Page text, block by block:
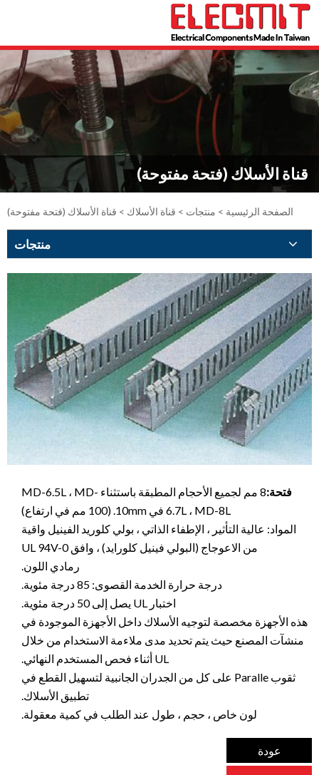
قناة الأسلاك (فتحة مفتوحة)
الصفحة الرئيسية > منتجات > قناة الأسلاك > قناة الأسلاك (فتحة مفتوحة)
منتجات
فتحة:
8 مم لجميع الأحجام المطبقة باستثناء MD-6.5L ، MD-
6.7L ، MD-8L في 10mm. (100 مم في ارتفاع)
المواد: عالية التأثير ، الإطفاء الذاتي ، بولي كلوريد الفينيل واقية
من الاعوجاج (البولي فينيل كلورايد) ، وافق UL 94V-0
رمادي اللون.
درجة حرارة الخدمة القصوى: 85 درجة مئوية.
اختبار UL يصل إلى 50 درجة مئوية.
هذه الأجهزة مخصصة لتوجيه الأسلاك داخل الأجهزة الموجودة في
منشآت المصنع حيث يتم تحديد مدى ملاءمة الاستخدام من خلال
UL أثناء فحص المستخدم النهائي.
ثقوب Paralle على كل من الجدران الجانبية لتسهيل القطع في
تطبيق الأسلاك.
لون خاص ، حجم ، طول عند الطلب في كمية معقولة.
عودة